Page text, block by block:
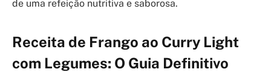
de uma refeição nutritiva e saborosa.
Receita de Frango ao Curry Light
com Legumes: O Guia Definitivo